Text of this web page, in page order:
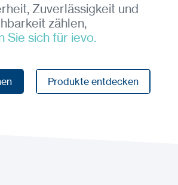
Zuverlässigkeit und
zählen,
Sie sich für ievo.
Produkte entdecken